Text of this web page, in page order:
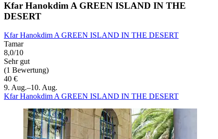
Kfar Hanokdim A GREEN ISLAND IN THE
DESERT
Kfar Hanokdim A GREEN ISLAND IN THE DESERT
Tamar
8,0/10
Sehr gut
(1 Bewertung)
40 €
9. Aug.–10. Aug.
Kfar Hanokdim A GREEN ISLAND IN THE DESERT